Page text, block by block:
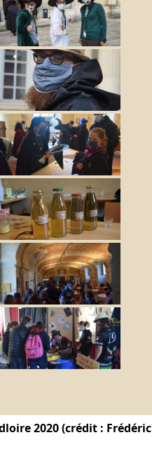
2020 (crédit : Frédéric